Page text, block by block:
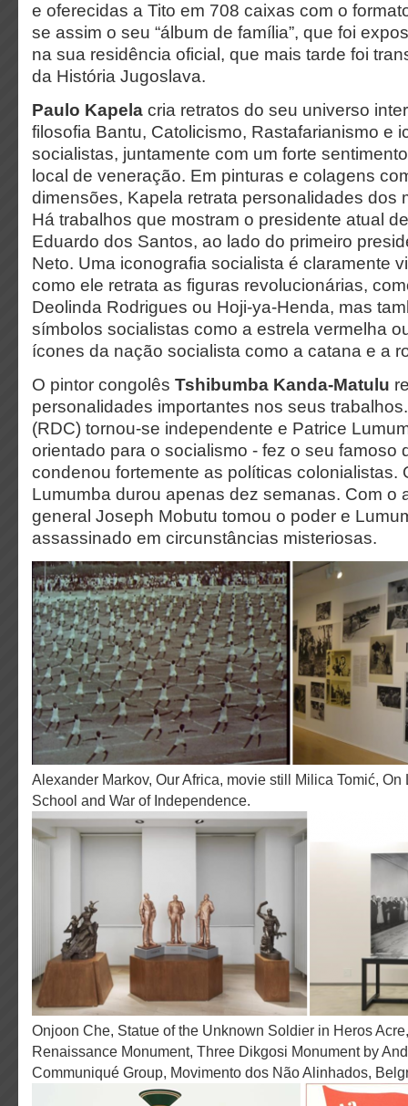
e oferecidas a Tito em 708 caixas com o
se assim o seu “álbum de família”, que foi
na sua residência oficial, que mais tarde foi
da História Jugoslava.
Paulo Kapela cria retratos do seu universo
filosofia Bantu, Catolicismo, Rastafarianismo e
socialistas, juntamente com um forte
local de veneração. Em pinturas e colagens
dimensões, Kapela retrata personalidades dos
Há trabalhos que mostram o presidente atual
Eduardo dos Santos, ao lado do primeiro
Neto. Uma iconografia socialista é claramente
como ele retrata as figuras revolucionárias,
Deolinda Rodrigues ou Hoji-ya-Henda, mas
símbolos socialistas como a estrela vermelha
ícones da nação socialista como a catana e a
O pintor congolês Tshibumba Kanda-Matulu
personalidades importantes nos seus
(RDC) tornou-se independente e Patrice
orientado para o socialismo - fez o seu famoso
condenou fortemente as políticas colonialistas.
Lumumba durou apenas dez semanas. Com o
general Joseph Mobutu tomou o poder e
assassinado em circunstâncias misteriosas.
Alexander Markov, Our Africa, movie still Milica Tomić, On Labudović, Cinema,
School and War of Independence.
Onjoon Che, Statue of the Unknown Soldier in Heros Acre, The African
Renaissance Monument, Three Dikgosi Monument by
Communiqué Group, Movimento dos Não Alinhados,